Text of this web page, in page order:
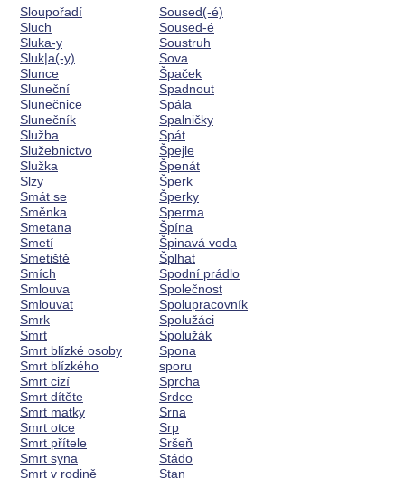
Sloupořadí
Sluch
Sluka-y
Sluk|a(-y)
Slunce
Sluneční
Slunečnice
Slunečník
Služba
Služebnictvo
Služka
Slzy
Smát se
Směnka
Smetana
Smetí
Smetiště
Smích
Smlouva
Smlouvat
Smrk
Smrt
Smrt blízké osoby
Smrt blízkého
Smrt cizí
Smrt dítěte
Smrt matky
Smrt otce
Smrt přítele
Smrt syna
Smrt v rodině
Soused(-é)
Soused-é
Soustruh
Sova
Špaček
Spadnout
Spála
Spalničky
Spát
Špejle
Špenát
Šperk
Šperky
Sperma
Špína
Špinavá voda
Šplhat
Spodní prádlo
Společnost
Spolupracovník
Spolužáci
Spolužák
Spona
sporu
Sprcha
Srdce
Srna
Srp
Sršeň
Stádo
Stan